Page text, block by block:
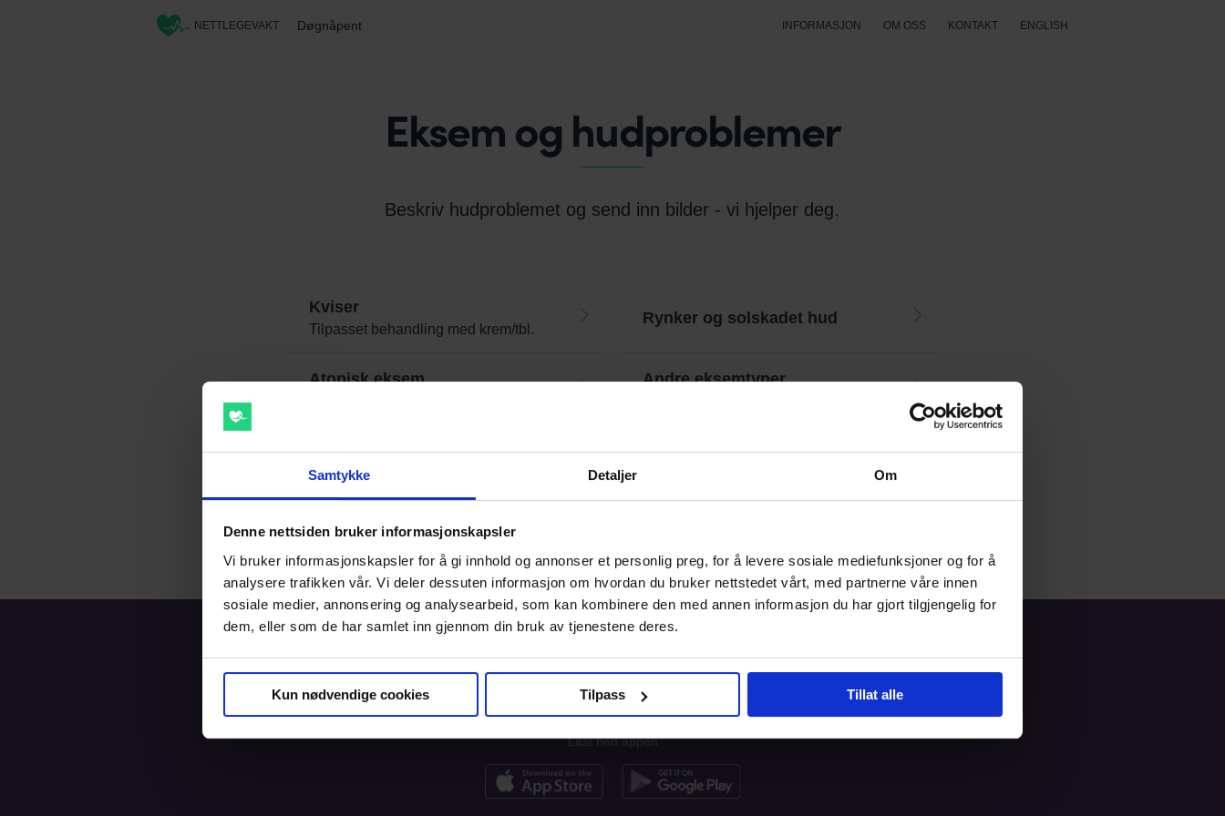
Samtykke Detaljer Om
Denne nettsiden bruker informasjonskapsler
Vi bruker informasjonskapsler for å gi innhold og annonser et personlig preg, for å levere sosiale mediefunksjoner og for å
analysere trafikken vår. Vi deler dessuten informasjon om hvordan du bruker nettstedet vårt, med partnerne våre innen
sosiale medier, annonsering og analysearbeid, som kan kombinere den med annen informasjon du har gjort tilgjengelig for
dem, eller som de har samlet inn gjennom din bruk av tjenestene deres.
Kun nødvendige cookies Tilpass Tillat alle
NETTLEGEVAKT Døgnåpent INFORMASJON OM OSS KONTAKT ENGLISH
Eksem og hudproblemer
Beskriv hudproblemet og send inn bilder - vi hjelper deg.
Kviser
Tilpasset behandling med krem/tbl.
Rynker og solskadet hud
Atopisk eksem Andre eksemtyper
Skabb
Sterk kløe, spesielt om nettene.
Munnsår
Flåttbitt
Forside Informasjon Blogg Brukeravtale Personvern Informasjonskapsler
Last ned appen